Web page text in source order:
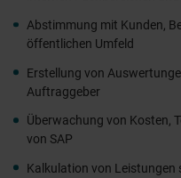
Abstimmung mit Kunden,
öffentlichen Umfeld
Erstellung von
Auftraggeber
Überwachung von Kosten,
von SAP
Kalkulation von Leistungen